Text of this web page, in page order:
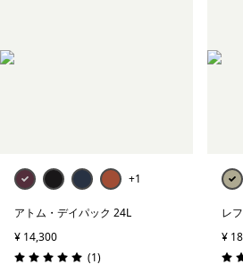
+1
アトム・デイパック 24L
¥ 14,300
評価: 5.0 / 5
(1レビュー
)
レ
¥
評